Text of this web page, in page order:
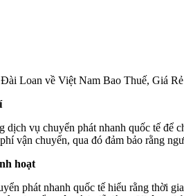
Loan về Việt Nam Bao Thuế, Giá Rẻ
vụ chuyển phát nhanh quốc tế
vận chuyển, qua đó đảm bảo rằng
hoạt
phát nhanh quốc tế hiểu rằng thời